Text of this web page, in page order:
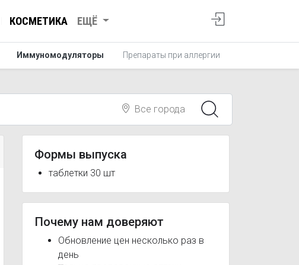
КОСМЕТИКА ЕЩЁ
Иммуномодуляторы Препараты при аллергии
Все города
Формы выпуска
таблетки 30 шт
Почему нам доверяют
Обновление цен несколько раз в
день